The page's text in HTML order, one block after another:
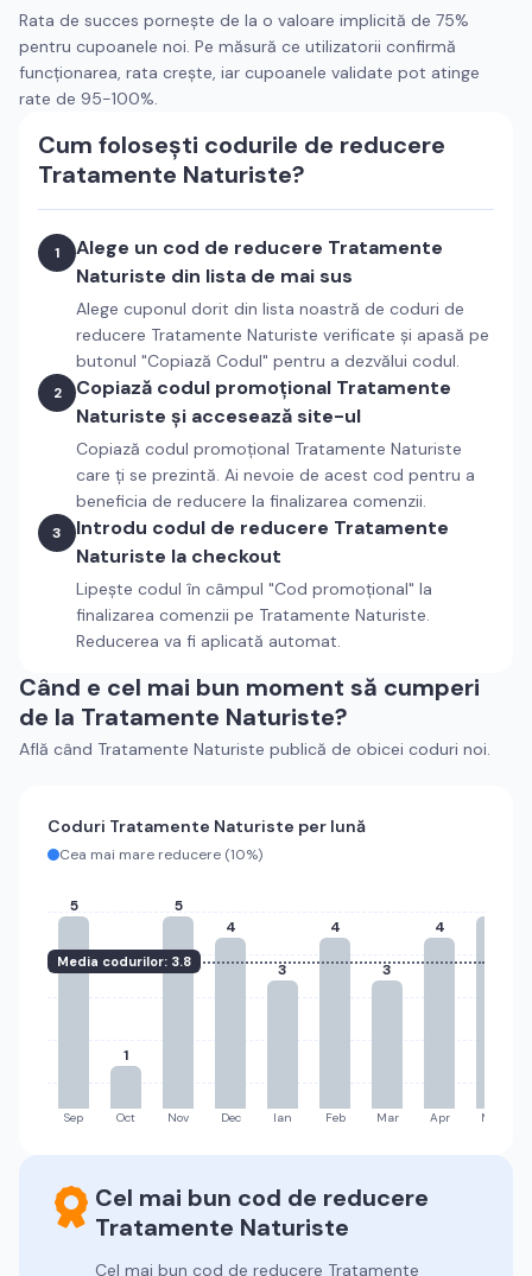
Rata de succes pornește de la o valoare implicită de 75%
pentru cupoanele noi. Pe măsură ce utilizatorii confirmă
funcționarea, rata crește, iar cupoanele validate pot atinge
rate de 95-100%.
Cum folosești codurile de reducere
Tratamente Naturiste?
1 Alege un cod de reducere Tratamente
Naturiste din lista de mai sus
Alege cuponul dorit din lista noastră de coduri de
reducere Tratamente Naturiste verificate și apasă pe
butonul "Copiază Codul" pentru a dezvălui codul.
2 Copiază codul promoțional Tratamente
Naturiste și accesează site-ul
Copiază codul promoțional Tratamente Naturiste
care ți se prezintă. Ai nevoie de acest cod pentru a
beneficia de reducere la finalizarea comenzii.
3 Introdu codul de reducere Tratamente
Naturiste la checkout
Lipește codul în câmpul "Cod promoțional" la
finalizarea comenzii pe Tratamente Naturiste.
Reducerea va fi aplicată automat.
Când e cel mai bun moment să cumperi
de la Tratamente Naturiste?
Află când Tratamente Naturiste publică de obicei coduri noi.
Coduri Tratamente Naturiste per lună
Cea mai mare reducere (10%)
Media codurilor: 3.8
5
Sep
1
Oct
5
Nov
4
Dec
3
Ian
4
Feb
3
Mar
4
Apr Mai
Cel mai bun cod de reducere
Tratamente Naturiste
Cel mai bun cod de reducere Tratamente